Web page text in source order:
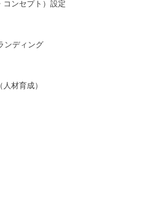
コンセプト）設定
ンディング
人材育成）